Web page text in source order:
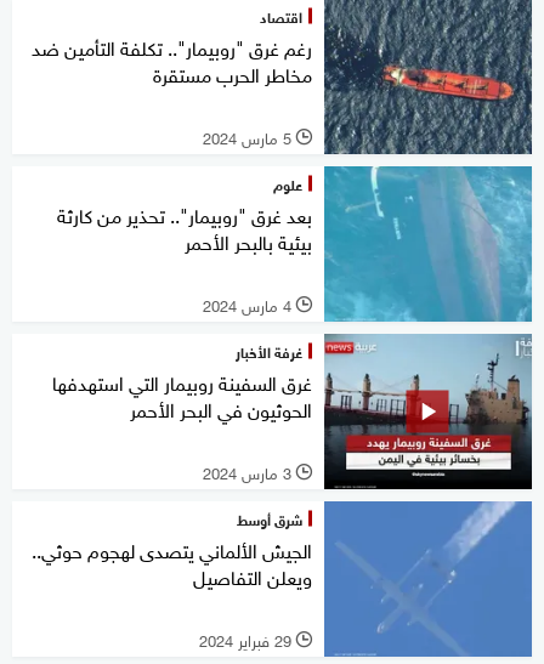
اقتصاد
رغم غرق "روبيمار".. تكلفة التأمين ضد
مخاطر الحرب مستقرة
l 5 مارس 2024
علوم
بعد غرق "روبيمار".. تحذير من كارثة
بيئية بالبحر الأحمر
l 4 مارس 2024
غرفة الأخبار
غرق السفينة روبيمار التي استهدفها
الحوثيون في البحر الأحمر
l 3 مارس 2024
شرق أوسط
الجيش الألماني يتصدى لهجوم حوثي..
ويعلن التفاصيل
l 29 فبراير 2024